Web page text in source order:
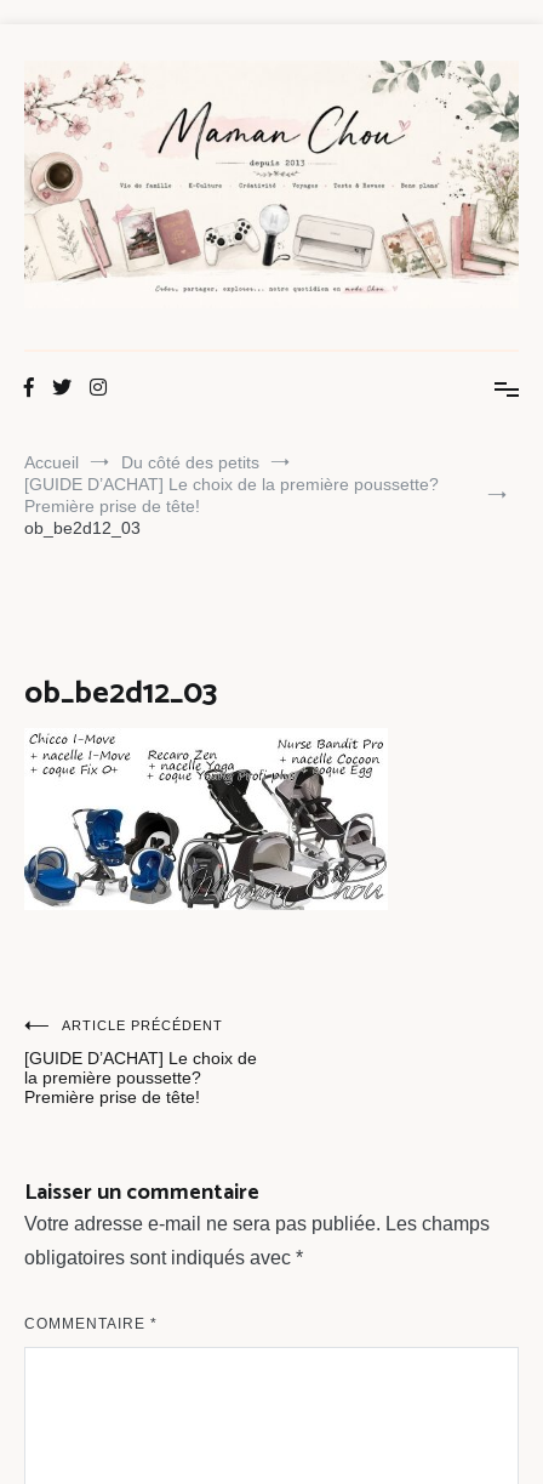
contenu
Maman Chou
Accueil
Du côté des petits
[GUIDE D’ACHAT] Le choix de la première poussette?
Première prise de tête!
ob_be2d12_03
ob_be2d12_03
Navigation
de
ARTICLE PRÉCÉDENT
[GUIDE D’ACHAT] Le choix de
la première poussette?
Première prise de tête!
Laisser un commentaire
Votre adresse e-mail ne sera pas publiée. Les champs
obligatoires sont indiqués avec *
COMMENTAIRE *